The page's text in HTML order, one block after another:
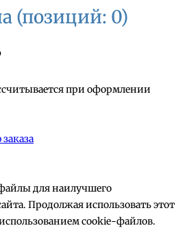
(позиций: 0)
при оформлении
для наилучшего
Продолжая использовать этот
cookie-файлов.